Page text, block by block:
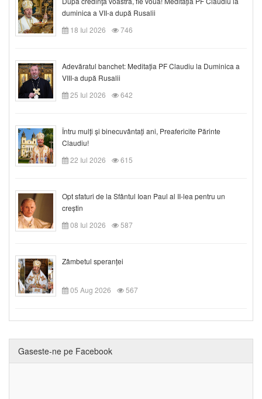
duminica a VII-a după Rusalii
18 Iul 2026
746
Adevăratul banchet: Meditația PF Claudiu la Duminica a
VIII-a după Rusalii
25 Iul 2026
642
Întru mulți și binecuvântați ani, Preafericite Părinte
Claudiu!
22 Iul 2026
615
Opt sfaturi de la Sfântul Ioan Paul al II-lea pentru un
creștin
08 Iul 2026
587
Zâmbetul speranței
05 Aug 2026 567
Gaseste-ne pe Facebook